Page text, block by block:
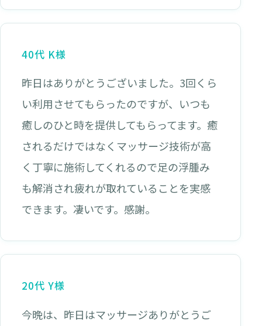
40代 K様
昨日はありがとうございました。3回くら
い利用させてもらったのですが、いつも
癒しのひと時を提供してもらってます。癒
されるだけではなくマッサージ技術が高
く丁寧に施術してくれるので足の浮腫み
も解消され疲れが取れていることを実感
できます。凄いです。感謝。
20代 Y様
今晩は、昨日はマッサージありがとうご